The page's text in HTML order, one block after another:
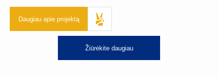
Daugiau apie projektą
Žiūrėkite daugiau